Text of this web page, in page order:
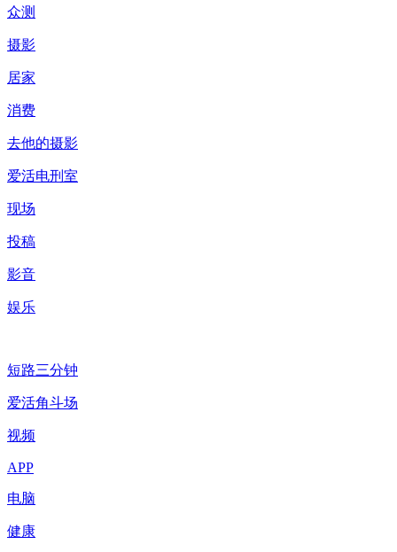
众测
摄影
居家
消费
去他的摄影
爱活电刑室
现场
投稿
影音
娱乐
短路三分钟
爱活角斗场
视频
APP
电脑
健康